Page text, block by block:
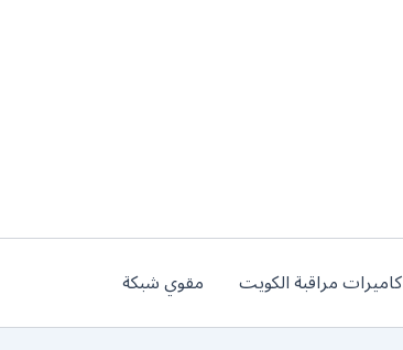
كاميرات مراقبة الكويت مقوي شبكة